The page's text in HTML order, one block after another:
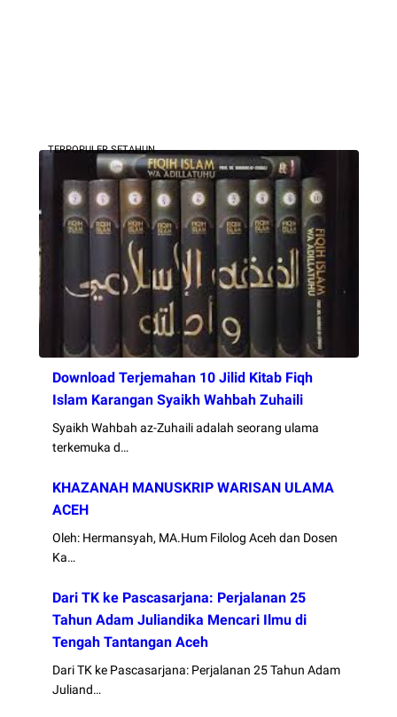
TERPOPULER SETAHUN
Download Terjemahan 10 Jilid Kitab Fiqh
Islam Karangan Syaikh Wahbah Zuhaili
Syaikh Wahbah az-Zuhaili adalah seorang ulama
terkemuka d…
KHAZANAH MANUSKRIP WARISAN ULAMA
ACEH
Oleh: Hermansyah, MA.Hum Filolog Aceh dan Dosen
Ka…
Dari TK ke Pascasarjana: Perjalanan 25
Tahun Adam Juliandika Mencari Ilmu di
Tengah Tantangan Aceh
Dari TK ke Pascasarjana: Perjalanan 25 Tahun Adam
Juliand…